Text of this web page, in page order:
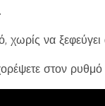
.
χωρίς να
στον